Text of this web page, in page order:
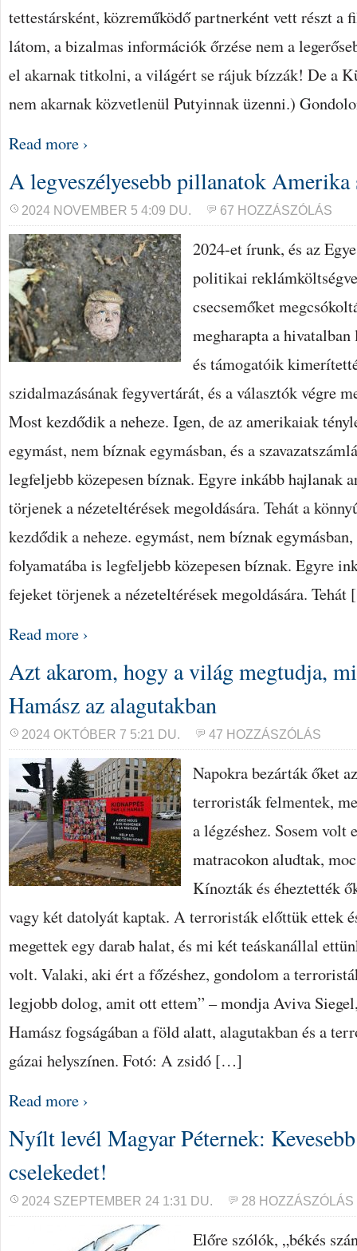
tettestársként, közreműködő partnerként vett részt a
látom, a bizalmas információk őrzése nem a
el akarnak titkolni, a világért se rájuk bízzák! De a
nem akarnak közvetlenül Putyinnak üzenni.)
Read more ›
A legveszélyesebb pillanatok Amerika
2024 NOVEMBER 5 4:09 DU. 67 HOZZÁSZÓLÁS
2024-et írunk, és az
politikai
csecsemőket
megharapta a
és támogatóik
szidalmazásának fegyvertárát, és a választók végre
Most kezdődik a neheze. Igen, de az amerikaiak
egymást, nem bíznak egymásban, és a
legfeljebb közepesen bíznak. Egyre inkább hajlanak
törjenek a nézeteltérések megoldására. Tehát a
kezdődik a neheze. egymást, nem bíznak egymásban,
folyamatába is legfeljebb közepesen bíznak. Egyre
fejeket törjenek a nézeteltérések megoldására.
Read more ›
Azt akarom, hogy a világ megtudja,
Hamász az alagutakban
2024 OKTÓBER 7 5:21 DU. 47 HOZZÁSZÓLÁS
Napokra bezárták őket
terroristák felmentek,
a légzéshez. Sosem volt
matracokon aludtak,
Kínozták és éheztették
vagy két datolyát kaptak. A terroristák előttük ettek
megettek egy darab halat, és mi két teáskanállal
volt. Valaki, aki ért a főzéshez, gondolom a
legjobb dolog, amit ott ettem” – mondja Aviva
Hamász fogságában a föld alatt, alagutakban és a
gázai helyszínen. Fotó: A zsidó […]
Read more ›
Nyílt levél Magyar Péternek:
cselekedet!
2024 SZEPTEMBER 24 1:31 DU. 28 HOZZÁSZÓLÁS
Előre szólók, „békés